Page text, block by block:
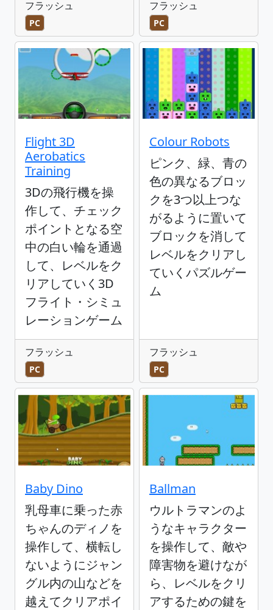
フラッシュ
PC
フラッシュ
PC
Flight 3D
Aerobatics
Training
3Dの飛行機を操
作して、チェック
ポイントとなる空
中の白い輪を通過
して、レベルをク
リアしていく3D
フライト・シミュ
レーションゲーム
フラッシュ
PC
Colour Robots
ピンク、緑、青の
色の異なるブロッ
クを3つ以上つな
がるように置いて
ブロックを消して
レベルをクリアし
ていくパズルゲー
ム
フラッシュ
PC
Baby Dino
乳母車に乗った赤
ちゃんのディノを
操作して、横転し
ないようにジャン
グル内の山などを
越えてクリアポイ
Ballman
ウルトラマンのよ
うなキャラクター
を操作して、敵や
障害物を避けなが
ら、レベルをクリ
アするための鍵を